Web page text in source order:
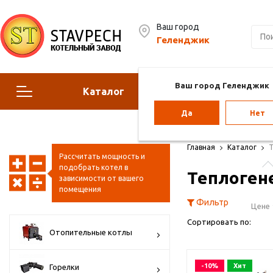
Ваш город
Геленджик
Ваш город Геленджик
Да Нет
Каталог
Отопительные котлы
Парогенераторы
Отопление для теплиц
Сервис
Рассчитать мощность и
подобрать котел в
зависимости от вашего
помещения
Отопительные котлы
Горелки
Главная Каталог
Фильтр
Сортировать по:
Цене
-10% Хит